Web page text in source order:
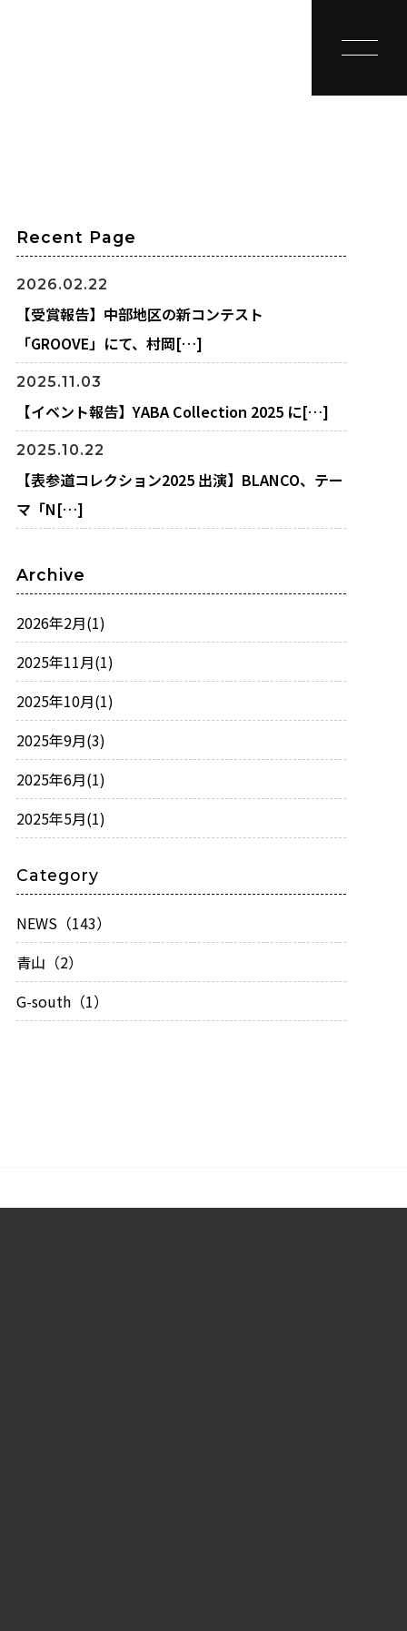
toggle
Recent Page
2026.02.22
【受賞報告】中部地区の新コンテスト
「GROOVE」にて、村岡[…]
2025.11.03
【イベント報告】YABA Collection 2025 に[…]
2025.10.22
【表参道コレクション2025 出演】BLANCO、テー
マ「N[…]
Archive
2026年2月(1)
2025年11月(1)
2025年10月(1)
2025年9月(3)
2025年6月(1)
2025年5月(1)
Category
NEWS（143）
青山（2）
G-south（1）